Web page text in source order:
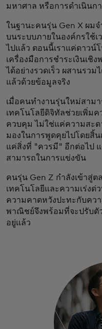
มหาศาล หรือการดำเนินก
ในฐานะคนรุ่น Gen X ผม
บนระบบภายในองค์กรใช้เ
ไปแล้ว ตอนนี้เราแค่ดาวน์
เครื่องมือการชำระเงินเชิ
ได้อย่างรวดเร็ว ผสานรว
แล้วด้วยข้อมูลจริง
เมื่อคนทำงานรุ่นใหม่สาม
เทคโนโลยีดิจิทัลช่วยเพิ่ม
ควบคุม ไม่ใช่แค่ความสะด
มองในการพูดคุยไปโดยสิ้
แค่สิ่งที่ "ควรมี" อีกต่อไป แ
สามารถในการแข่งขัน
คนรุ่น Gen Z กำลังเข้าสู่ต
เทคโนโลยีและความเร่งด่
ความคาดหวังปะทะกับควา
พาณิชย์จึงพร้อมที่จะปรับตั
อยู่แล้ว